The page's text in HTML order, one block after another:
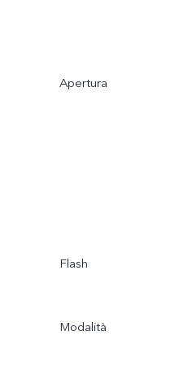
Apertura
Flash
Modalità